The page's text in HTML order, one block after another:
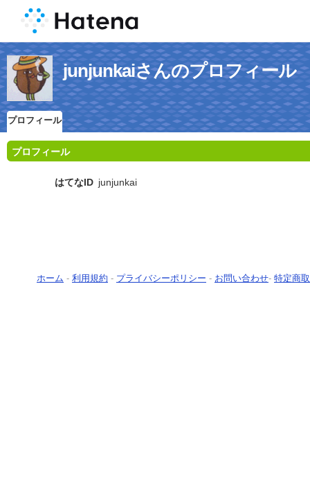
junjunkaiさんのプロフィール
プロフィール
プロフィール
はてなID junjunkai
ホーム - 利用規約 - プライバシーポリシー - お問い合わせ- 特定商